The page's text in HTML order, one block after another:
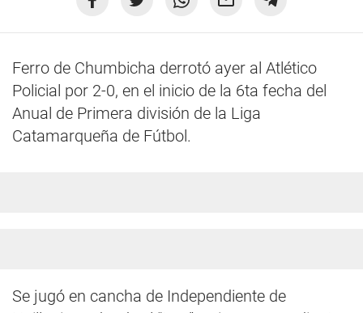
Ferro de Chumbicha derrotó ayer al Atlético
Policial por 2-0, en el inicio de la 6ta fecha del
Anual de Primera división de la Liga
Catamarqueña de Fútbol.
Se jugó en cancha de Independiente de